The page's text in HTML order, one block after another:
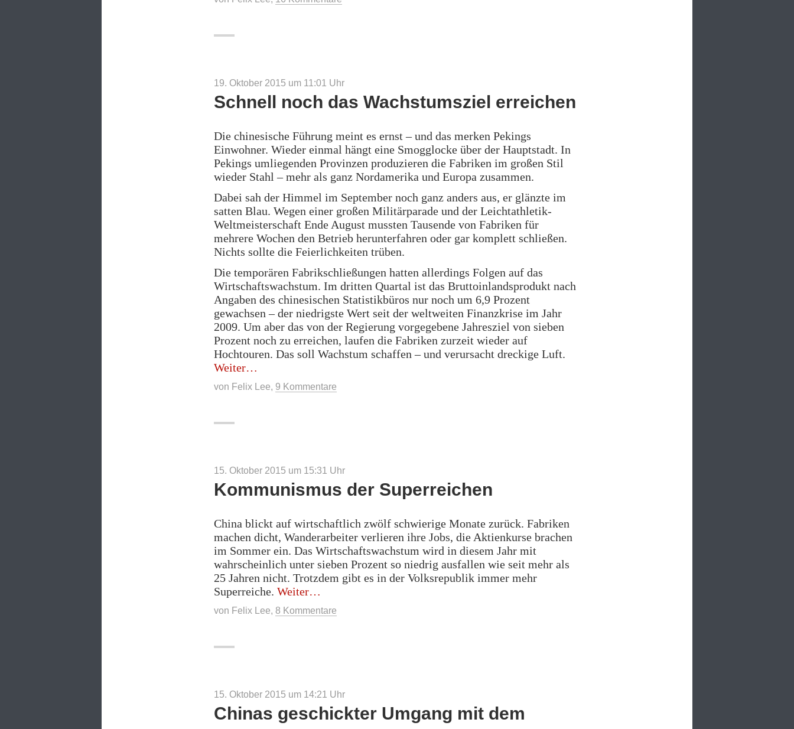
19. Oktober 2015 um 11:01 Uhr
Schnell noch das Wachstumsziel erreichen
Die chinesische Führung meint es ernst – und das merken Pekings
Einwohner. Wieder einmal hängt eine Smogglocke über der Hauptstadt. In
Pekings umliegenden Provinzen produzieren die Fabriken im großen Stil
wieder Stahl – mehr als ganz Nordamerika und Europa zusammen.
Dabei sah der Himmel im September noch ganz anders aus, er glänzte im
satten Blau. Wegen einer großen Militärparade und der Leichtathletik-
Weltmeisterschaft Ende August mussten Tausende von Fabriken für
mehrere Wochen den Betrieb herunterfahren oder gar komplett schließen.
Nichts sollte die Feierlichkeiten trüben.
Die temporären Fabrikschließungen hatten allerdings Folgen auf das
Wirtschaftswachstum. Im dritten Quartal ist das Bruttoinlandsprodukt nach
Angaben des chinesischen Statistikbüros nur noch um 6,9 Prozent
gewachsen – der niedrigste Wert seit der weltweiten Finanzkrise im Jahr
2009. Um aber das von der Regierung vorgegebene Jahresziel von sieben
Prozent noch zu erreichen, laufen die Fabriken zurzeit wieder auf
Hochtouren. Das soll Wachstum schaffen – und verursacht dreckige Luft.
Weiter„Schnell
noch
das
von Felix Lee, 9 Kommentare
15. Oktober 2015 um 15:31 Uhr
Kommunismus der Superreichen
China blickt auf wirtschaftlich zwölf schwierige Monate zurück. Fabriken
machen dicht, Wanderarbeiter verlieren ihre Jobs, die Aktienkurse brachen
im Sommer ein. Das Wirtschaftswachstum wird in diesem Jahr mit
wahrscheinlich unter sieben Prozent so niedrig ausfallen wie seit mehr als
25 Jahren nicht. Trotzdem gibt es in der Volksrepublik immer mehr
Superreiche. Weiter„Kommunismus
der
Superreichen“
von Felix Lee, 8 Kommentare
15. Oktober 2015 um 14:21 Uhr
Chinas geschickter Umgang mit dem